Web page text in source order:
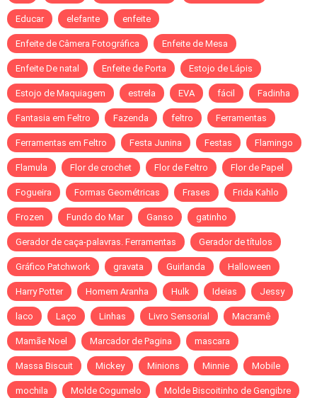
Educar elefante enfeite
Enfeite de Câmera Fotográfica Enfeite de Mesa
Enfeite De natal Enfeite de Porta Estojo de Lápis
Estojo de Maquiagem estrela EVA fácil Fadinha
Fantasia em Feltro Fazenda feltro Ferramentas
Ferramentas em Feltro Festa Junina Festas Flamingo
Flamula Flor de crochet Flor de Feltro Flor de Papel
Fogueira Formas Geométricas Frases Frida Kahlo
Frozen Fundo do Mar Ganso gatinho
Gerador de caça-palavras. Ferramentas Gerador de títulos
Gráfico Patchwork gravata Guirlanda Halloween
Harry Potter Homem Aranha Hulk Ideias Jessy
laco Laço Linhas Livro Sensorial Macramê
Mamãe Noel Marcador de Pagina mascara
Massa Biscuit Mickey Minions Minnie Mobile
mochila Molde Cogumelo Molde Biscoitinho de Gengibre